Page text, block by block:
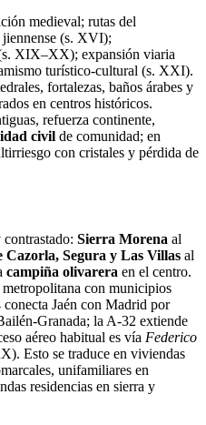
medieval; rutas del
(s. XVI);
XIX–XX); expansión viaria
turístico‑cultural (s. XXI).
fortalezas, baños árabes y
en centros históricos.
refuerza continente,
civil de comunidad; en
con cristales y pérdida de
Sierra Morena al
Cazorla, Segura y Las Villas al
campiña olivarera en el centro.
con municipios
Jaén con Madrid por
la A‑32 extiende
aéreo habitual es vía Federico
Esto se traduce en viviendas
unifamiliares en
residencias en sierra y